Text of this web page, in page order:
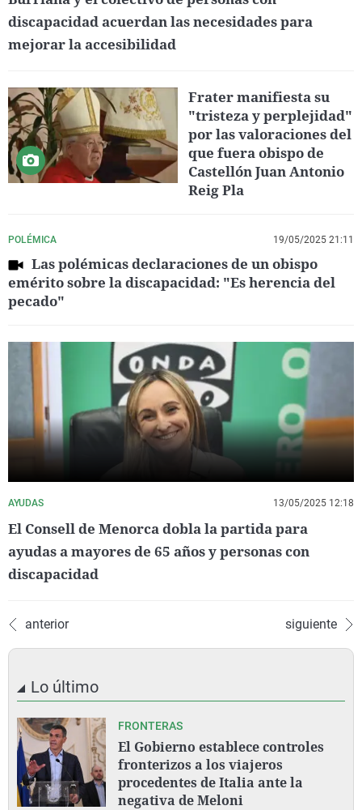
discapacidad acuerdan las necesidades para
mejorar la accesibilidad
Frater manifiesta su
"tristeza y perplejidad"
por las valoraciones del
que fuera obispo de
Castellón Juan Antonio
Reig Pla
POLÉMICA 19/05/2025 21:11
Las polémicas declaraciones de un obispo
emérito sobre la discapacidad: "Es herencia del
pecado"
AYUDAS 13/05/2025 12:18
El Consell de Menorca dobla la partida para
ayudas a mayores de 65 años y personas con
discapacidad
anterior siguiente
Lo último
FRONTERAS
El Gobierno establece controles
fronterizos a los viajeros
procedentes de Italia ante la
negativa de Meloni